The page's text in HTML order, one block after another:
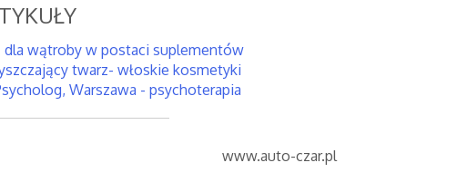
dla wątroby w postaci suplementów
twarz- włoskie kosmetyki
Warszawa - psychoterapia
www.auto-czar.pl